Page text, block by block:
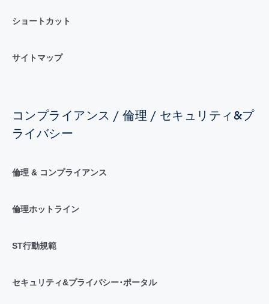
ショートカット
サイトマップ
コンプライアンス / 倫理 / セキュリティ&プ
ライバシー
倫理 & コンプライアンス
倫理ホットライン
ST行動規範
セキュリティ&プライバシー･ポータル